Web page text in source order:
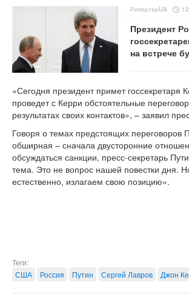
РепортерUA
Президент
на встрече
«Сегодня президент примет госсекретаря
проведет с Керри обстоятельные
результатах своих контактов», – заявил
Говоря о темах предстоящих переговоров
обширная – сначала двусторонние
обсуждаться санкции, пресс-секретарь
тема. Это не вопрос нашей повестки дня.
естественно, излагаем свою позицию».
Теги:
США
Россия Путин Сергей Лавров Джон